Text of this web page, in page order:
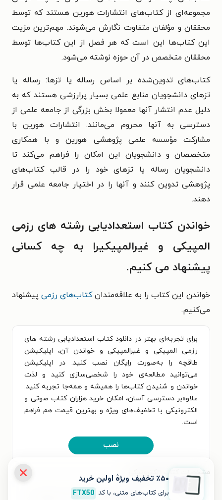
مجموعه‌ای از کتاب‌های انتشارات هورین هستند که توسط
محققان و مؤلفان متفاوت نگارش می‌شوند. مهم‌ترین مزیت
این کتاب‌ها این است که هر فصل از این کتاب‌ها توسط
محققان متخصص در آن حوزه نوشته می‌شود.
کتاب‌های تدوین‌شده بر اساس رساله یا تزها: رساله یا
تزهای دانشجویان منابع علمی بسیار پرارزشی هستند که به
دلیل عدم انتشار آنها معمولا بخش بزرگی از جامعه علمی از
دسترسی به آنها محروم می‌‌مانند. انتشارات هورین با
مشارکت مؤسسه علمی پژوهشی هورین و با همکاری
متخصصان و دانشجویان این امکان را فراهم می‌کند تا
دانشجویان رساله یا تزهای خود را در قالب کتاب‌های
پژوهشی تدوین کنند و آنها را در اختیار جامعه علمی قرار
دهند.
خواندن کتاب استعدادیابی رشته های رزمی
المپیکی و غیرالمپیکیرا به چه کسانی
پیشنهاد می‌ کنیم.
خواندن این کتاب را به علاقه‌مندانکتاب‌های رزمی پیشنهاد
می‌کنیم.
برای تجربه‌ای بهتر در دانلود کتاب استعدادیابی رشته های
رزمی المپیکی و غیرالمپیکی و خواندن آن، اپلیکیشن
طاقچه را به‌صورت رایگان نصب کنید. در اپلیکیشن
می‌توانید مطالعه‌ی خود را شخصی‌سازی کنید و لذت
خواندن و شنیدن کتاب‌ها را همیشه و همه‌جا تجربه کنید.
علاوه‌بر دسترسی آسان، امکان خرید هزاران کتاب صوتی و
الکترونیکی با تخفیف‌های ویژه و بهترین قیمت هم فراهم
است.
نصب
مشخصات کتاب الکترونیکی
نام کتاب استعدادیابی رشته های رزمی المپیکی و
٪۵۰ تخفیف ویژۀ اولین خرید
برای کتاب‌های متنی، با کد FTX50